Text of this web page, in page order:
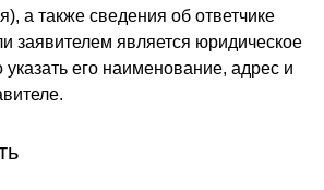
а также сведения об ответчике
заявителем является юридическое
его наименование, адрес и